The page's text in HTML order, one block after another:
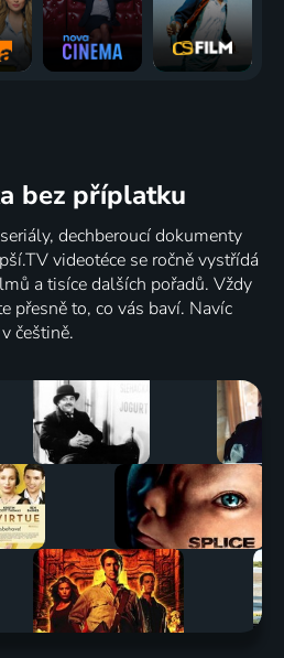
bez příplatku
dechberoucí dokumenty
videotéce se ročně vystřídá
a tisíce dalších pořadů. Vždy
přesně to, co vás baví. Navíc
v češtině.